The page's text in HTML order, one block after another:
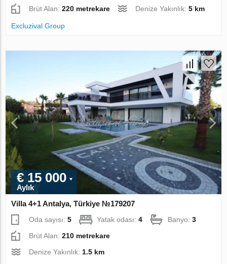
Brüt Alan:220 metrekare Denize Yakınlık:5 km
Excluzival Group
€ 15 000
Aylık
Villa 4+1 Antalya, Türkiye №179207
Oda sayısı:5 Yatak odası:4 Banyo:3
Brüt Alan:210 metrekare
Denize Yakınlık: 1.5 km